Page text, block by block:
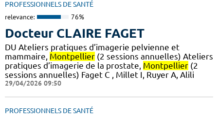
PROFESSIONNELS DE SANTÉ
relevance: 76%
Docteur CLAIRE FAGET
DU Ateliers pratiques d’imagerie pelvienne et
mammaire, Montpellier (2 sessions annuelles) Ateliers
pratiques d’imagerie de la prostate, Montpellier (2
sessions annuelles) Faget C , Millet I, Ruyer A, Alili
29/04/2026 09:50
PROFESSIONNELS DE SANTÉ